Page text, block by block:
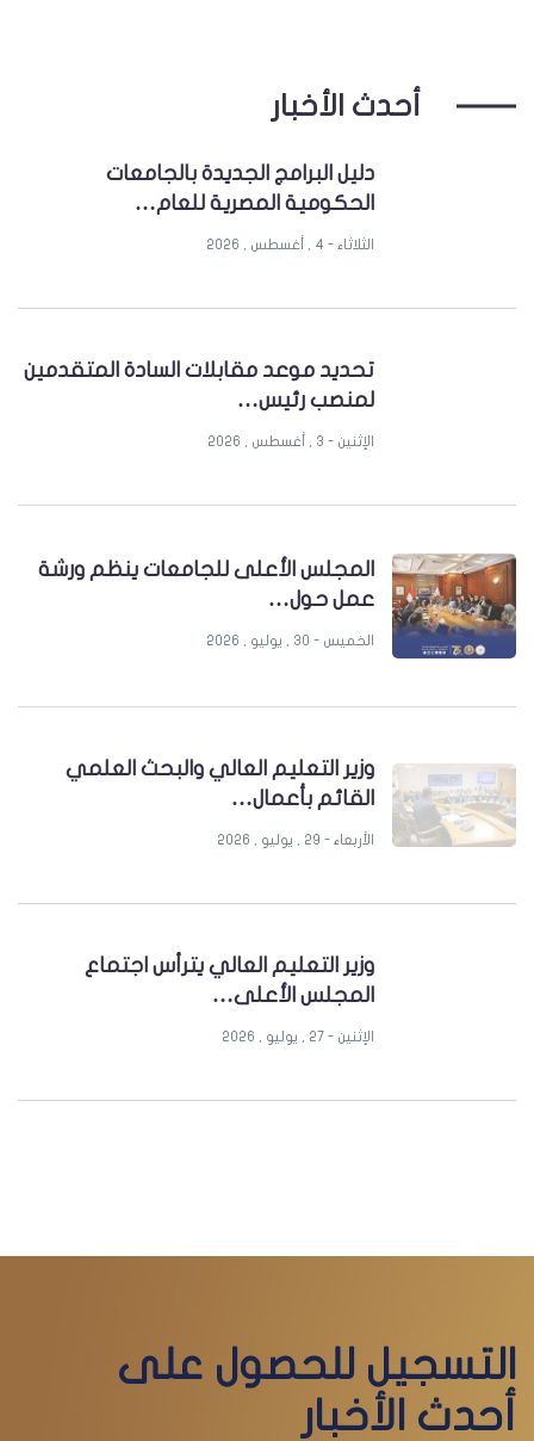
أحدث الأخبار
دليل البرامج الجديدة بالجامعات
الحكومية المصرية للعام…
الثلاثاء - 4 , أغسطس , 2026
تحديد موعد مقابلات السادة المتقدمين
لمنصب رئيس…
الإثنين - 3 , أغسطس , 2026
المجلس الأعلى للجامعات ينظم ورشة
عمل حول…
الخميس - 30 , يوليو , 2026
وزير التعليم العالي والبحث العلمي
القائم بأعمال…
الأربعاء - 29 , يوليو , 2026
وزير التعليم العالي يترأس اجتماع
المجلس الأعلى…
الإثنين - 27 , يوليو , 2026
التسجيل للحصول على
أحدث الأخبار